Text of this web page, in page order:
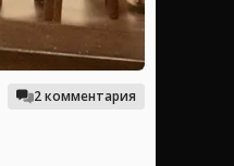
2 комментария